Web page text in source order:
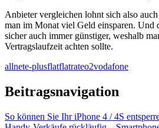
Anbieter vergleichen lohnt sich also
man im Monat viel Geld einsparen. Und
sicher auch immer günstiger, weshalb
Vertragslaufzeit achten sollte.
allnete-plusflatflatrateo2vodafone
Beitragsnavigation
So können Sie Ihr iPhone 4 / 4S